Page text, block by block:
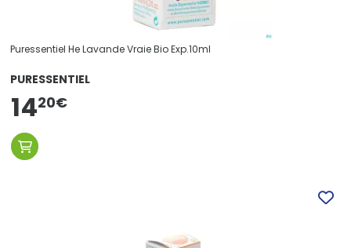
Puressentiel He Lavande Vraie Bio Exp.10ml
PURESSENTIEL
1420€